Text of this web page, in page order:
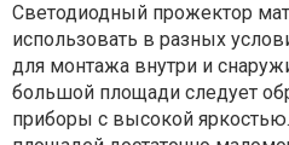
Светодиодный прожектор
использовать в разных
для монтажа внутри и
большой площади следует
приборы с высокой